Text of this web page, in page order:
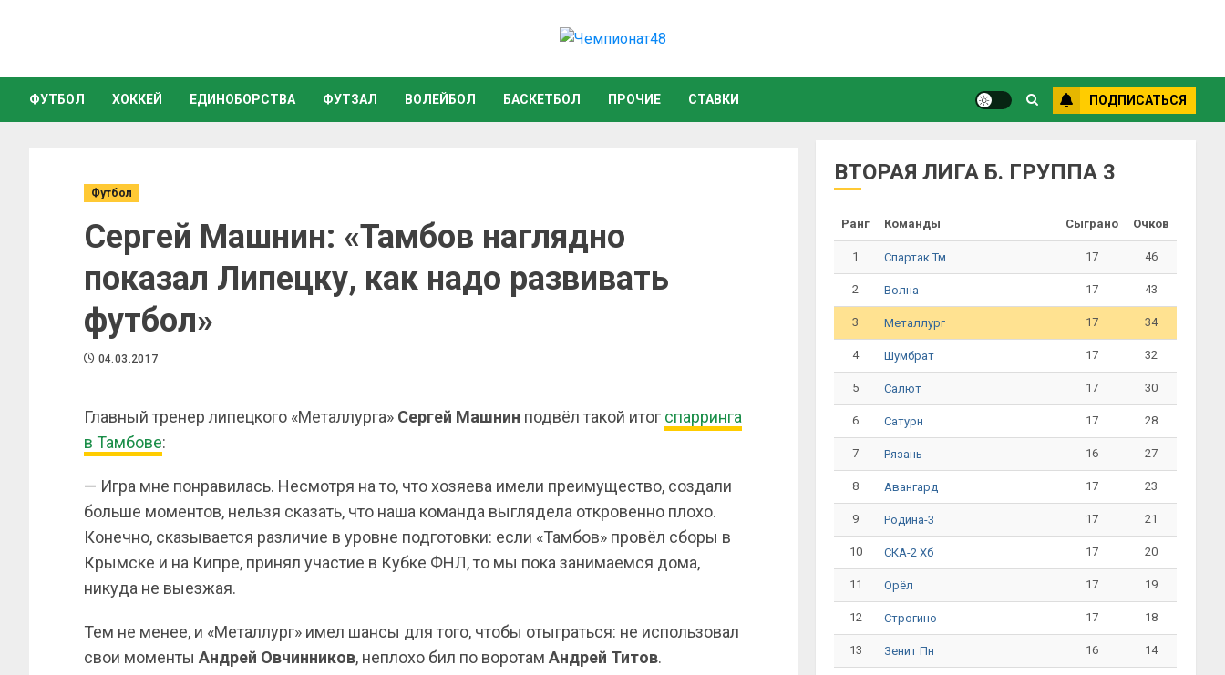
ФУТБОЛ ХОККЕЙ ЕДИНОБОРСТВА ФУТЗАЛ ВОЛЕЙБОЛ БАСКЕТБОЛ ПРОЧИЕ СТАВКИ ПОДПИСАТЬСЯ
Футбол
Сергей Машнин: «Тамбов наглядно
показал Липецку, как надо развивать
футбол»
04.03.2017
Главный тренер липецкого «Металлурга» Сергей Машнин подвёл такой итог спарринга
в Тамбове:
— Игра мне понравилась. Несмотря на то, что хозяева имели преимущество, создали
больше моментов, нельзя сказать, что наша команда выглядела откровенно плохо.
Конечно, сказывается различие в уровне подготовки: если «Тамбов» провёл сборы в
Крымске и на Кипре, принял участие в Кубке ФНЛ, то мы пока занимаемся дома,
никуда не выезжая.
Тем не менее, и «Металлург» имел шансы для того, чтобы отыграться: не использовал
свои моменты Андрей Овчинников, неплохо бил по воротам Андрей Титов.
ВТОРАЯ ЛИГА Б. ГРУППА 3
Ранг Команды Сыграно Очков
1 Спартак Тм 17 46
2 Волна 17 43
3 Металлург 17 34
4 Шумбрат 17 32
5 Салют 17 30
6 Сатурн 17 28
7 Рязань 16 27
8 Авангард 17 23
9 Родина-3 17 21
10 СКА-2 Хб 17 20
11 Орёл 17 19
12 Строгино 17 18
13 Зенит Пн 16 14